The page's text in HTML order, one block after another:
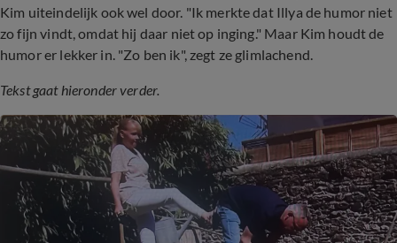
Kim uiteindelijk ook wel door. "Ik merkte dat Illya de humor niet
zo fijn vindt, omdat hij daar niet op inging." Maar Kim houdt de
humor er lekker in. "Zo ben ik", zegt ze glimlachend.
Tekst gaat hieronder verder.